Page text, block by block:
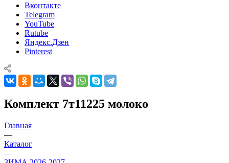
Вконтакте
Telegram
YouTube
Rutube
Яндекс.Дзен
Pinterest
Комплект 7т11225 молоко
Главная
—
Каталог
—